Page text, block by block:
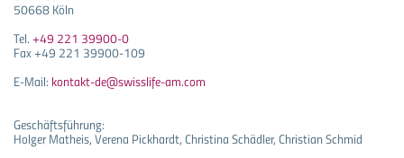
Vermietbare Flächen
50668 Köln
Tel. +49 221 39900-0
Fax +49 221 39900-109
E-Mail: kontakt-de@swisslife-am.com
Geschäftsführung:
Holger Matheis, Verena Pickhardt, Christina Schädler, Christian Schmid